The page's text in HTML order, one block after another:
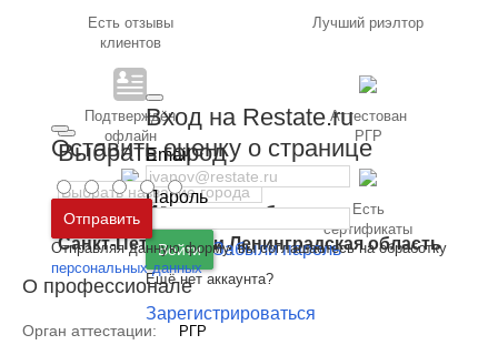
Выбрать город
Москва и
Московская область
Санкт-Петербург иЛенинградская область
Вход на Restate.ru
Email
Пароль
Войти Забыли пароль
Ещё нет аккаунта?
Зарегистрироваться
Есть отзывы
клиентов
Лучший риэлтор
Подтверждён
офлайн
Аттестован
РГР
Работает в
компании РГР
Есть
сертификаты
О профессионале
Орган аттестации: РГР
Оставить оценку о странице
Отправить
Отправляя данную форму, вы соглашаетесь на обработку
персональных данных